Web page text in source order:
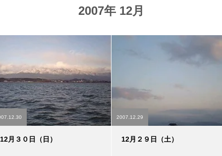
2007年 12月
12月３０日（日）
2007.12.29
12月２９日（土）